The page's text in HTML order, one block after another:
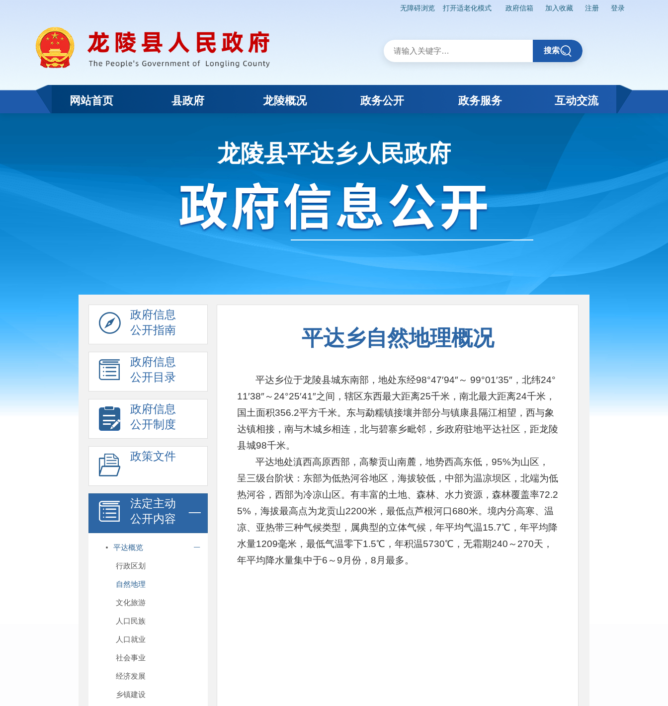
无障碍浏览 打开适老化模式 政府信箱 加入收藏 注册 登录
搜索
网站首页 县政府 龙陵概况 政务公开 政务服务 互动交流
龙陵县平达乡人民政府
政府信息
公开指南
政府信息
公开目录
政府信息
公开制度
政策文件
法定主动
公开内容
平达概览
行政区划
自然地理
文化旅游
人口民族
人口就业
社会事业
经济发展
乡镇建设
平达乡自然地理概况
平达乡位于龙陵县城东南部，地处东经98°47′94″～ 99°01′35″，北纬24°
11′38″～24°25′41″之间，辖区东西最大距离25千米，南北最大距离24千米，
国土面积356.2平方千米。东与勐糯镇接壤并部分与镇康县隔江相望，西与象
达镇相接，南与木城乡相连，北与碧寨乡毗邻，乡政府驻地平达社区，距龙陵
县城98千米。
平达地处滇西高原西部，高黎贡山南麓，地势西高东低，95%为山区，
呈三级台阶状：东部为低热河谷地区，海拔较低，中部为温凉坝区，北端为低
热河谷，西部为冷凉山区。有丰富的土地、森林、水力资源，森林覆盖率72.2
5%，海拔最高点为龙贡山2200米，最低点芦根河口680米。境内分高寒、温
凉、亚热带三种气候类型，属典型的立体气候，年平均气温15.7℃，年平均降
水量1209毫米，最低气温零下1.5℃，年积温5730℃，无霜期240～270天，
年平均降水量集中于6～9月份，8月最多。